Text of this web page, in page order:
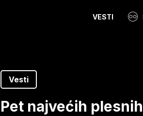
VESTI
Vesti
Pet najvećih